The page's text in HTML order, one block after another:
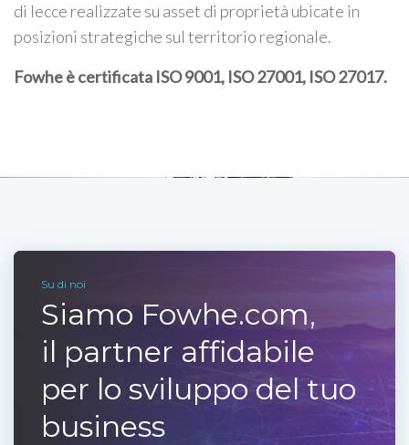
di lecce realizzate su asset di proprietà ubicate in
posizioni strategiche sul territorio regionale.
Fowhe è certificata ISO 9001, ISO 27001, ISO 27017.
Su di noi
Siamo Fowhe.com,
il partner affidabile
per lo sviluppo del tuo
business